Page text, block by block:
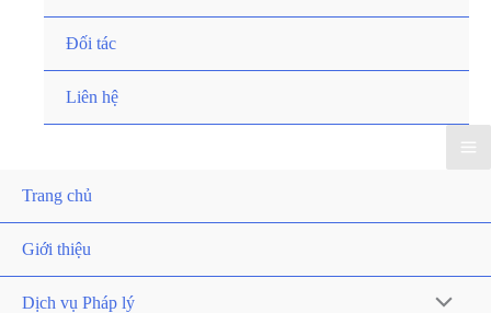
Đối tác
Liên hệ
Trang chủ
Giới thiệu
Dịch vụ Pháp lý